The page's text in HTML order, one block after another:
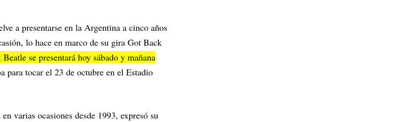
a presentarse en la Argentina a cinco años
lo hace en marco de su gira Got Back
Beatle se presentará hoy sábado y mañana
para tocar el 23 de octubre en el Estadio
varias ocasiones desde 1993, expresó su